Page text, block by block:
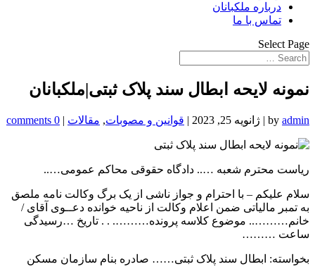
درباره ملکبانان
تماس با ما
Select Page
نمونه لایحه ابطال سند پلاک ثبتی|ملکبانان
by admin
| ژانویه 25, 2023 | قوانین و مصوبات, مقالات |
0 comments
ریاست محترم شعبه ….. دادگاه حقوقی محاکم عمومی…..
سلام علیکم – با احترام و جواز ناشی از یک برگ وکالت نامه ملصق
به تمبر مالیاتی ضمن اعلام وکالت از ناحیه خوانده دعــوی آقای /
خانم……….. موضوع کلاسه پرونده………. . . تاریخ …رسیدگی
ساعت ………
بخواسته: ابطال سند پلاک ثبتی…… صادره بنام سازمان مسکن